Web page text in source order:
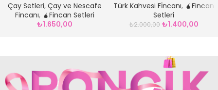
Çay Setleri, Çay ve Nescafe
Fincanı, 🧉Fincan Setleri
₺1.650,00
Türk Kahvesi Fİncanı, 🧉Fincan
Setleri
₺2.000,00 ₺1.400,00